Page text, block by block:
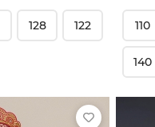
128 122 110
140